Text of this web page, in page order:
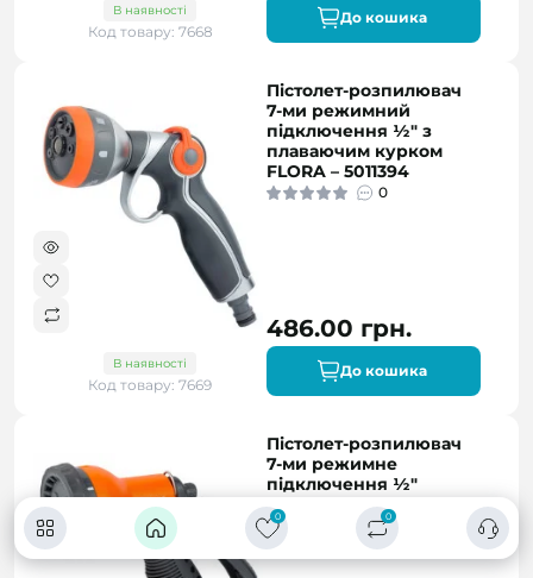
0 0
В наявності
Код товару: 7668
До кошика
В наявності
Код товару: 7669
Пістолет-розпилювач
7-ми режимний
підключення ½" з
плаваючим курком
FLORA – 5011394
0
486.00 грн.
До кошика
Пістолет-розпилювач
7-ми режимне
підключення ½"
FLORA – 5011494
0